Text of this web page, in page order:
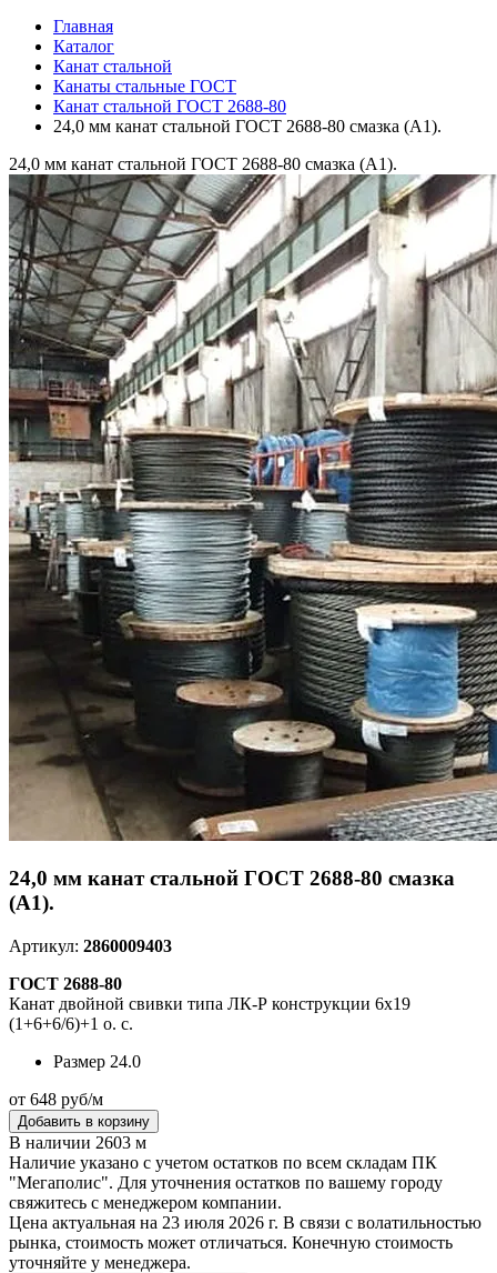
Главная
Каталог
Канат стальной
Канаты стальные ГОСТ
Канат стальной ГОСТ 2688-80
24,0 мм канат стальной ГОСТ 2688-80 смазка (А1).
24,0 мм канат стальной ГОСТ 2688-80 смазка (А1).
24,0 мм канат стальной ГОСТ 2688-80 смазка
(А1).
Артикул: 2860009403
ГОСТ 2688-80
Канат двойной свивки типа ЛК-Р конструкции 6х19
(1+6+6/6)+1 о. с.
Размер 24.0
от 648 руб/м
Добавить в корзину
В наличии 2603 м
Наличие указано с учетом остатков по всем складам ПК
"Мегаполис". Для уточнения остатков по вашему городу
свяжитесь с менеджером компании.
Цена актуальная на 23 июля 2026 г. В связи с волатильностью
рынка, стоимость может отличаться. Конечную стоимость
уточняйте у менеджера.